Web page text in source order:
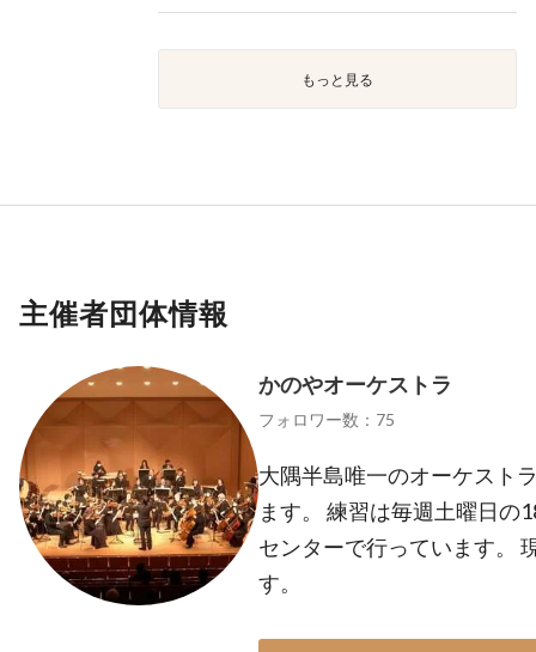
もっと見る
主催者団体情報
かのやオーケストラ
フォロワー数：75
大隅半島唯一のオーケスト
ます。 練習は毎週土曜日の
センターで行っています。
す。